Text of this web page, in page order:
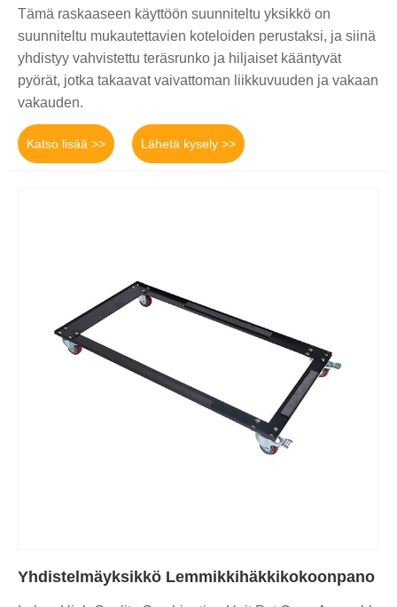
Tämä raskaaseen käyttöön suunniteltu yksikkö on
suunniteltu mukautettavien koteloiden perustaksi, ja siinä
yhdistyy vahvistettu teräsrunko ja hiljaiset kääntyvät
pyörät, jotka takaavat vaivattoman liikkuvuuden ja vakaan
vakauden.
Katso lisää >> Lähetä kysely >>
Yhdistelmäyksikkö Lemmikkihäkkikokoonpano